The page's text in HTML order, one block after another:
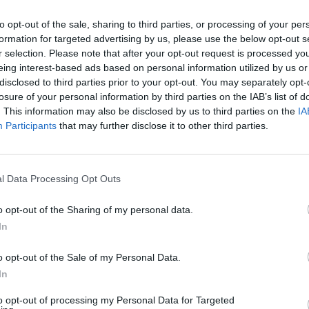
opt-out of the sale, sharing to third parties, or processing of your
for targeted advertising by us, please use the below opt-out
selection. Please note that after your opt-out request is processed
interest-based ads based on personal information utilized by us
to third parties prior to your opt-out. You may separately
of your personal information by third parties on the IAB’s list of
This information may also be disclosed by us to third parties on the
Participants that may further disclose it to other third parties.
Data Processing Opt Outs
opt-out of the Sharing of my personal data.
opt-out of the Sale of my Personal Data.
opt-out of processing my Personal Data for Targeted
Ramūnas Karbauskis
Lietuva tiesiogiai